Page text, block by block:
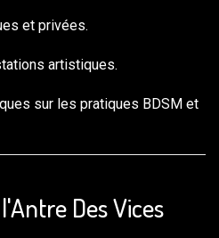
et privées.
artistiques.
sur les pratiques BDSM et
Des Vices